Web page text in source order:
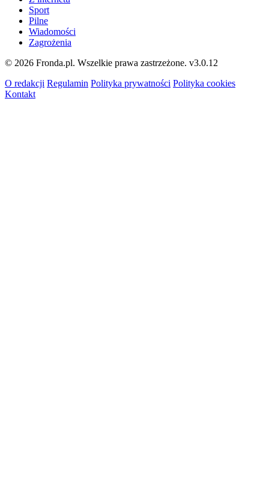
Sport
Pilne
Wiadomości
Zagrożenia
© 2026 Fronda.pl. Wszelkie prawa zastrzeżone. v3.0.12
O redakcji Regulamin Polityka prywatności Polityka cookies
Kontakt